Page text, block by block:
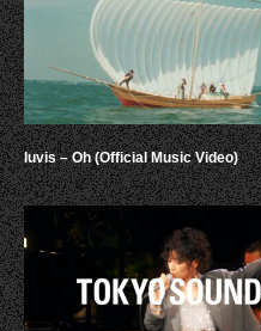
luvis – Oh (Official Music Video)